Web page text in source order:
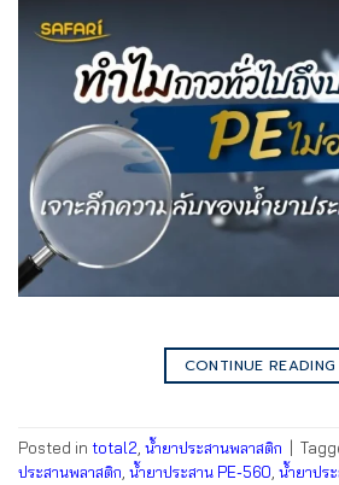
CONTINUE READING
Posted in total2 น้ำยาประสานพลาสติก
ประสานพลาสติก น้ำยาประสาน PE-560 น้ำยาปร